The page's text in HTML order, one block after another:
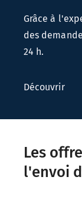
Grâce à
des
24 h.
Découvrir
Les
l'envoi